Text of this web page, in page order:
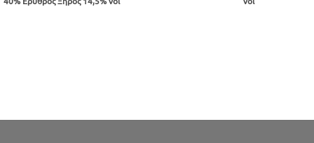
through €12.00.